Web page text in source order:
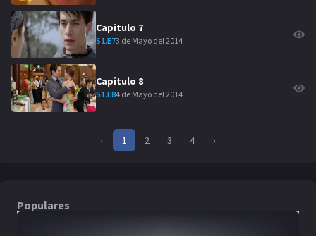
Capitulo 7
S1.E73 de Mayo del 2014
Capitulo 8
S1.E84 de Mayo del 2014
‹ 1 2 3 4 ›
Populares